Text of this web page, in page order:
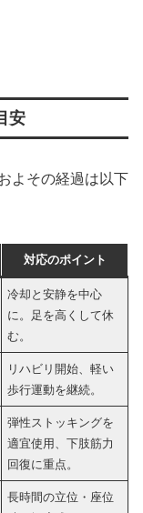
安
よその経過は以下
対応のポイント
冷却と安静を中心
に。足を高くして休
む。
リハビリ開始、軽い
歩行運動を継続。
弾性ストッキングを
適宜使用、下肢筋力
回復に重点。
長時間の立位・座位